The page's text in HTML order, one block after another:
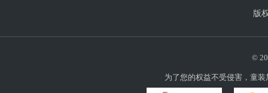
版
©
为了您的权益不受侵害，童